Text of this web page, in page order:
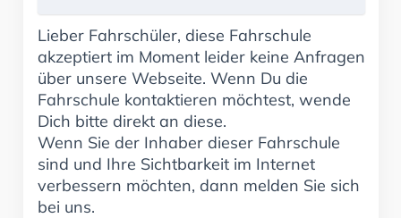
Lieber Fahrschüler, diese Fahrschule
akzeptiert im Moment leider keine Anfragen
über unsere Webseite. Wenn Du die
Fahrschule kontaktieren möchtest, wende
Dich bitte direkt an diese.
Wenn Sie der Inhaber dieser Fahrschule
sind und Ihre Sichtbarkeit im Internet
verbessern möchten, dann melden Sie sich
bei uns.